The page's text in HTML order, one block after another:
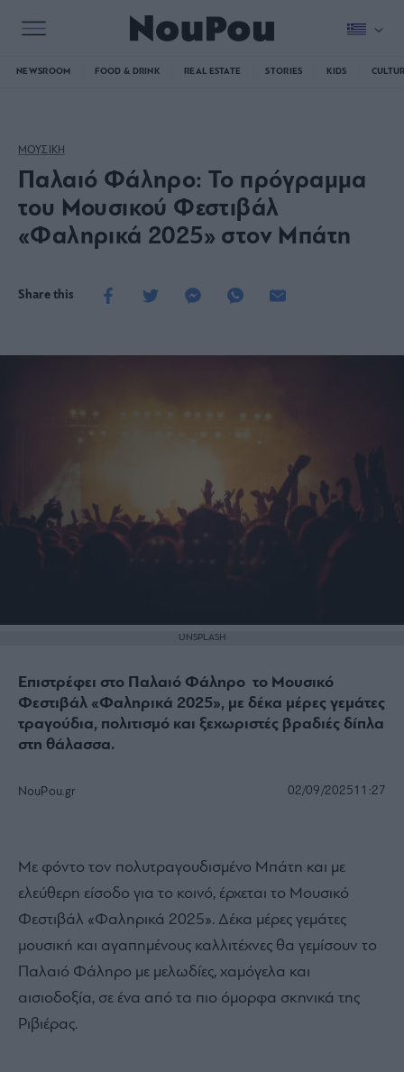
NEWSROOM FOOD & DRINK REAL ESTATE STORIES KIDS
ΜΟΥΣΙΚΗ
Παλαιό Φάληρο: Το πρόγραμμα
του Μουσικού Φεστιβάλ
«Φαληρικά 2025» στον Μπάτη
Share this
UNSPLASH
Επιστρέφει στο Παλαιό Φάληρο το Μουσικό
Φεστιβάλ «Φαληρικά 2025», με δέκα μέρες γεμάτες
τραγούδια, πολιτισμό και ξεχωριστές βραδιές δίπλα
στη θάλασσα.
NouPou.gr 02/09/202511:27
Με φόντο τον πολυτραγουδισμένο Μπάτη και με
ελεύθερη είσοδο για το κοινό, έρχεται το Μουσικό
Φεστιβάλ «Φαληρικά 2025». Δέκα μέρες γεμάτες
μουσική και αγαπημένους καλλιτέχνες θα γεμίσουν το
Παλαιό Φάληρο με μελωδίες, χαμόγελα και
αισιοδοξία, σε ένα από τα πιο όμορφα σκηνικά της
Ριβιέρας.